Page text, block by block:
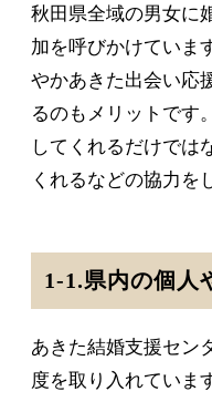
秋田県全域の男女に
加を呼びかけていま
やかあきた出会い応
るのもメリットです
してくれるだけでは
くれるなどの協力を
1-1.県内の個人
あきた結婚支援セン
度を取り入れていま